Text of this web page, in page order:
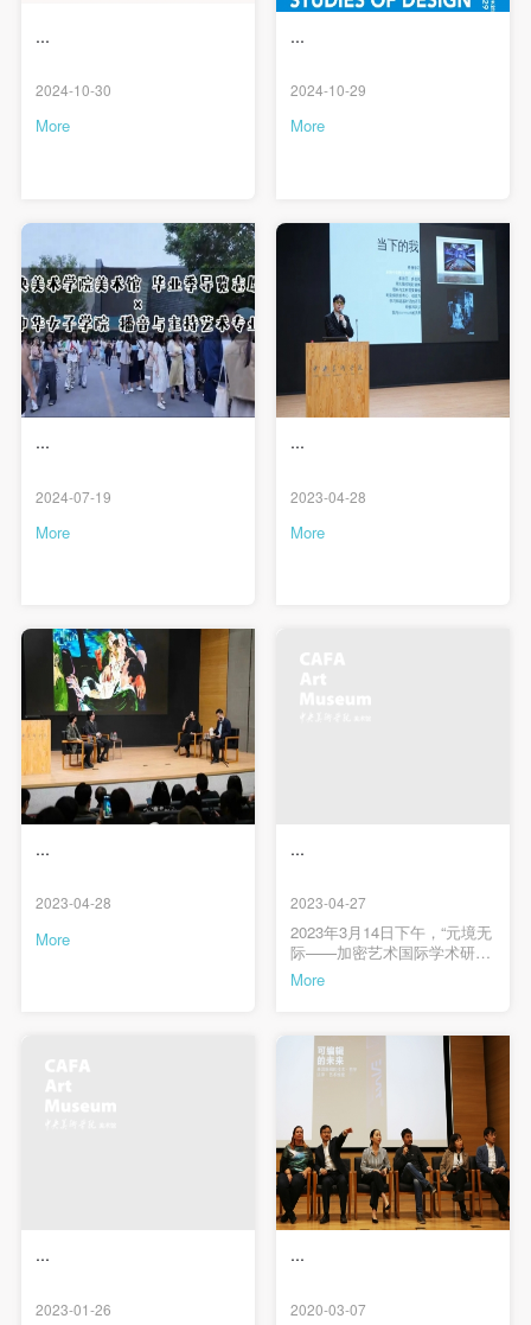
...
2024-10-30
More
...
2024-10-29
More
...
2024-07-19
More
...
2023-04-28
More
...
2023-04-28
More
...
2023-04-27
2023年3月14日下午，“元境无
际——加密艺术国际学术研讨
会”在中央美术学院美术馆报告
厅举行。
More
...
2023-01-26
...
2020-03-07
PIN
Mobile phone number will be your login ID
LOGIN
Use Artron membership to login